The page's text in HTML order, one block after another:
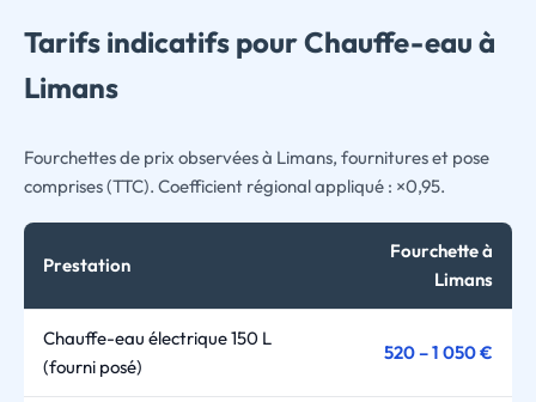
Tarifs indicatifs pour Chauffe-eau à
Limans
Fourchettes de prix observées à Limans, fournitures et pose
comprises (TTC). Coefficient régional appliqué : ×0,95.
Prestation
Fourchette à
Limans
Chauffe-eau électrique 150 L
(fourni posé)
520 – 1 050 €